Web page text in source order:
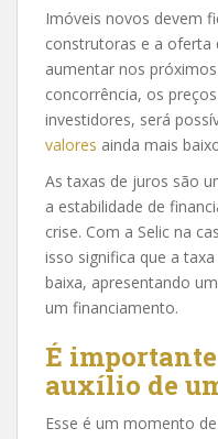
Imóveis novos devem
construtoras e a oferta
aumentar nos
concorrência, os
investidores, será
valores ainda mais
As taxas de juros são
a estabilidade de
crise. Com a Selic na
isso significa que a
baixa, apresentando
um financiamento.
É
auxílio de
Esse é um momento